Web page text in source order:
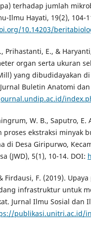
terhadap jumlah
Ilmu Hayati, 19(2), 104-
10.14203/
Prihastanti, E., &
organ serta ukuran
yang dibudidayakan
Buletin Anatomi
W. B., Saputro, E.
proses ekstraksi minyak
di Desa Giripurwo,
(JWD), 5(1), 10-14. DOI:
Firdausi, F. (2019).
infrastruktur untuk
Jurnal Ilmu Sosial dan
publikasi.unitri.ac.id/